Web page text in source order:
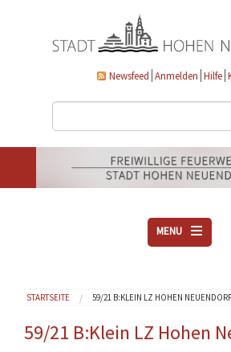
Newsfeed Anmelden Hilfe
MENU
VEREINE
AKTUELLES
Sie sind hier
STARTSEITE 59/21 B:KLEIN LZ HOHEN
59/21 B:Klein LZ Hohen